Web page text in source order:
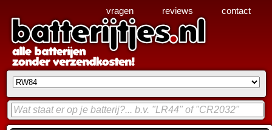
vragen reviews contact